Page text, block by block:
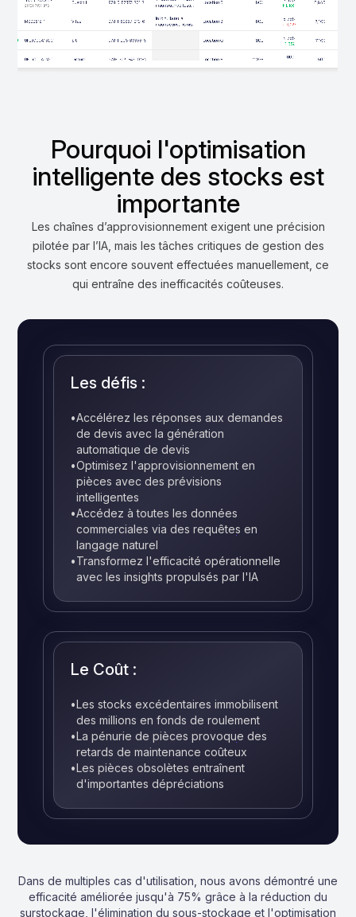
Pourquoi l'optimisation
intelligente des stocks est
importante
Les chaînes d’approvisionnement exigent une précision
pilotée par l’IA, mais les tâches critiques de gestion des
stocks sont encore souvent effectuées manuellement, ce
qui entraîne des inefficacités coûteuses.
Les défis :
•Accélérez les réponses aux demandes
de devis avec la génération
automatique de devis
•Optimisez l'approvisionnement en
pièces avec des prévisions
intelligentes
•Accédez à toutes les données
commerciales via des requêtes en
langage naturel
•Transformez l'efficacité opérationnelle
avec les insights propulsés par l'IA
Le Coût :
•Les stocks excédentaires immobilisent
des millions en fonds de roulement
•La pénurie de pièces provoque des
retards de maintenance coûteux
•Les pièces obsolètes entraînent
d'importantes dépréciations
Dans de multiples cas d'utilisation, nous avons démontré une
efficacité améliorée jusqu'à 75% grâce à la réduction du
surstockage, l'élimination du sous-stockage et l'optimisation